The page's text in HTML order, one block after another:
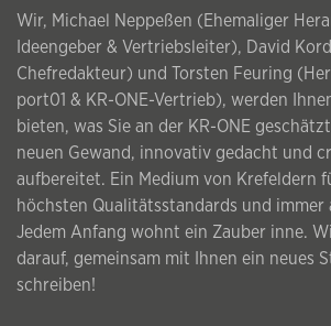
Wir, Michael Neppeßen (Ehemaliger
Ideengeber & Vertriebsleiter), David
Chefredakteur) und Torsten Feuring
port01 & KR-ONE-Vertrieb), werden
bieten, was Sie an der KR-ONE
neuen Gewand, innovativ gedacht und
aufbereitet. Ein Medium von Krefeldern
höchsten Qualitätsstandards und immer
Jedem Anfang wohnt ein Zauber inne.
darauf, gemeinsam mit Ihnen ein neues
schreiben!